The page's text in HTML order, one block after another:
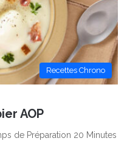
Recettes Chrono
AOP
de Préparation 20 Minutes